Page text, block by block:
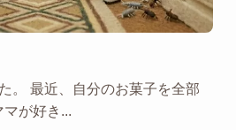
。 最近、自分のお菓子を全部
マが好き...